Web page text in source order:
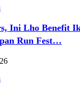
Ini Lho Benefit
Run Fest…